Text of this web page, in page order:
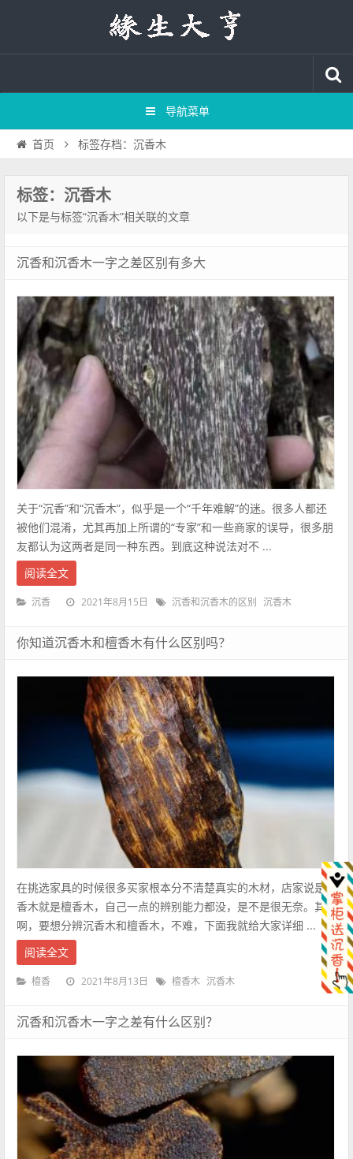
导航菜单
首页 标签存档：沉香木
标签：沉香木
以下是与标签“沉香木”相关联的文章
沉香和沉香木一字之差区别有多大
关于“沉香”和“沉香木”，似乎是一个“千年难解”的迷。很多人都还
被他们混淆，尤其再加上所谓的“专家”和一些商家的误导，很多朋
友都认为这两者是同一种东西。到底这种说法对不 ...
阅读全文
沉香 2021年8月15日 沉香和沉香木的区别 沉香木
你知道沉香木和檀香木有什么区别吗？
在挑选家具的时候很多买家根本分不清楚真实的木材，店家说是檀
香木就是檀香木，自己一点的辨别能力都没，是不是很无奈。其实
啊，要想分辨沉香木和檀香木，不难，下面我就给大家详细 ...
阅读全文
檀香 2021年8月13日 檀香木 沉香木
沉香和沉香木一字之差有什么区别？